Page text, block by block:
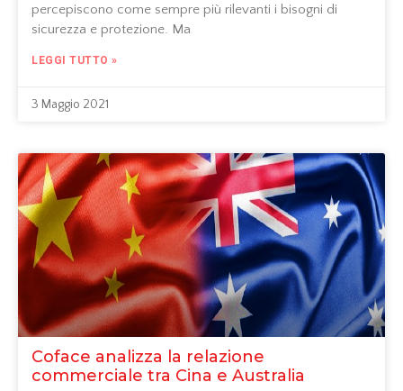
percepiscono come sempre più rilevanti i bisogni di
sicurezza e protezione. Ma
LEGGI TUTTO »
3 Maggio 2021
Coface analizza la relazione
commerciale tra Cina e Australia